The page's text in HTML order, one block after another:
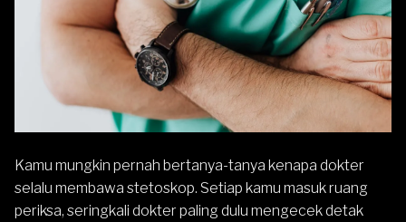
Kamu mungkin pernah bertanya-tanya kenapa dokter
selalu membawa stetoskop. Setiap kamu masuk ruang
periksa, seringkali dokter paling dulu mengecek detak